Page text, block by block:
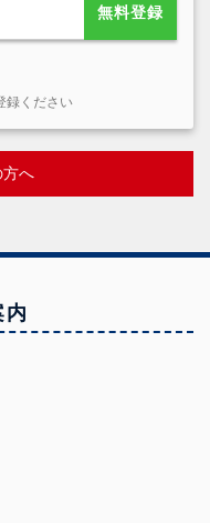
無料登録
録ください
へ